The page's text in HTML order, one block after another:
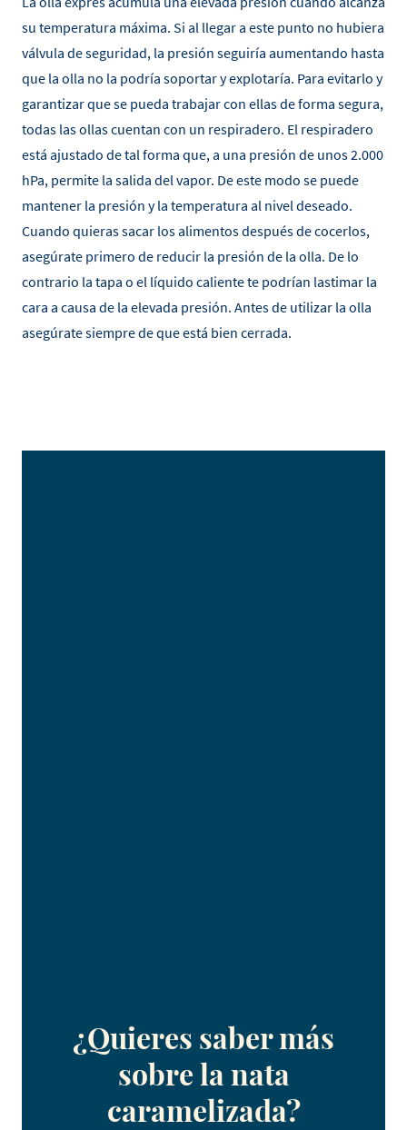
su temperatura máxima. Si al llegar a este punto no hubiera
válvula de seguridad, la presión seguiría aumentando hasta
que la olla no la podría soportar y explotaría. Para evitarlo y
garantizar que se pueda trabajar con ellas de forma segura,
todas las ollas cuentan con un respiradero. El respiradero
está ajustado de tal forma que, a una presión de unos 2.000
hPa, permite la salida del vapor. De este modo se puede
mantener la presión y la temperatura al nivel deseado.
Cuando quieras sacar los alimentos después de cocerlos,
asegúrate primero de reducir la presión de la olla. De lo
contrario la tapa o el líquido caliente te podrían lastimar la
cara a causa de la elevada presión. Antes de utilizar la olla
asegúrate siempre de que está bien cerrada.
¿Quieres saber más
sobre la nata
caramelizada?